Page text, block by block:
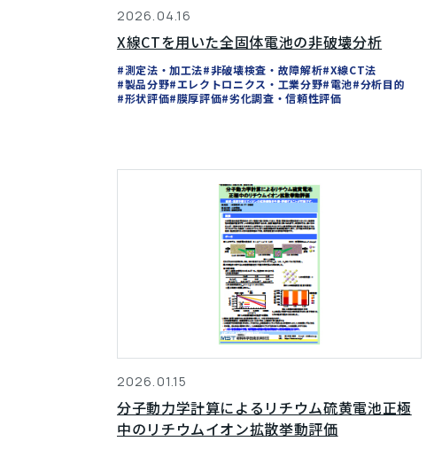
2026.04.16
X線CTを用いた全固体電池の非破壊分析
#測定法・加工法#非破壊検査・故障解析#X線CT法
#製品分野#エレクトロニクス・工業分野#電池#分析目的
#形状評価#膜厚評価#劣化調査・信頼性評価
2026.01.15
分子動力学計算によるリチウム硫黄電池正極
中のリチウムイオン拡散挙動評価